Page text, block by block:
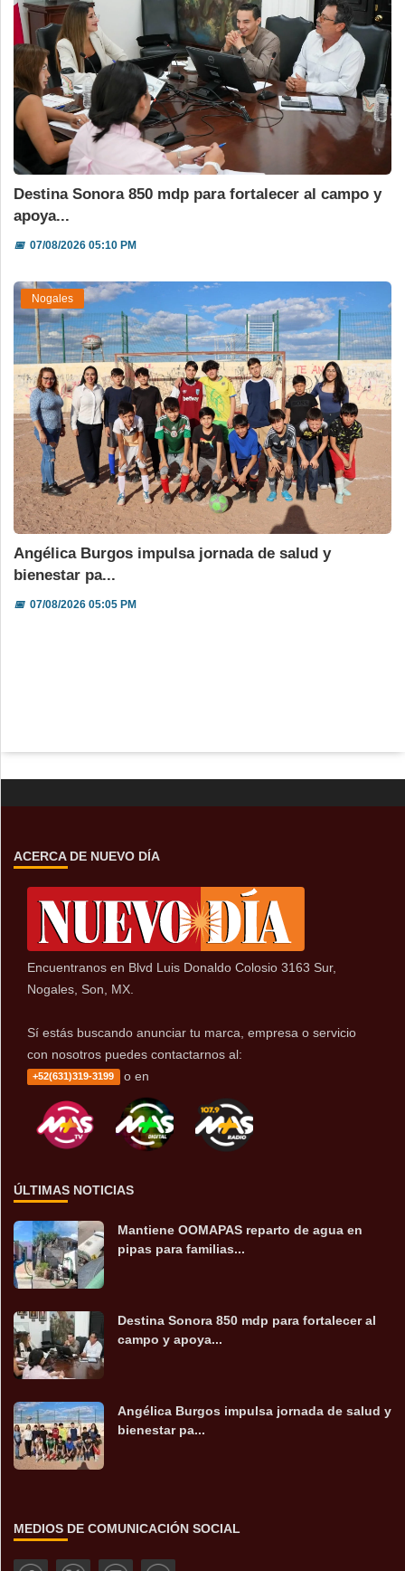
Destina Sonora 850 mdp para fortalecer al campo y
apoya...
📅07/08/2026 05:10 PM
Nogales
Angélica Burgos impulsa jornada de salud y
bienestar pa...
📅07/08/2026 05:05 PM
ACERCA DE NUEVO DÍA
Encuentranos en Blvd Luis Donaldo Colosio 3163 Sur,
Nogales, Son, MX.
Sí estás buscando anunciar tu marca, empresa o servicio
con nosotros puedes contactarnos al:
+52(631)319-3199 o en
ÚLTIMAS NOTICIAS
Mantiene OOMAPAS reparto de agua en
pipas para familias...
Destina Sonora 850 mdp para fortalecer al
campo y apoya...
Angélica Burgos impulsa jornada de salud y
bienestar pa...
MEDIOS DE COMUNICACIÓN SOCIAL